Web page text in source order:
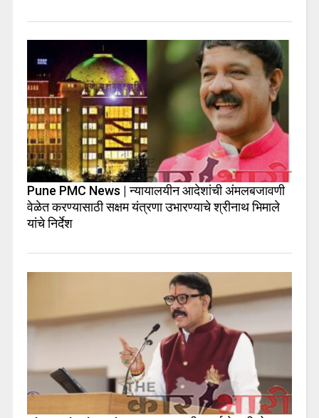
Pune PMC News | न्यायालयीन आदेशांची अंमलबजावणी
वेळेत करण्यासाठी सक्षम यंत्रणा उभारण्याचे श्रीनाथ भिमाले
यांचे निर्देश